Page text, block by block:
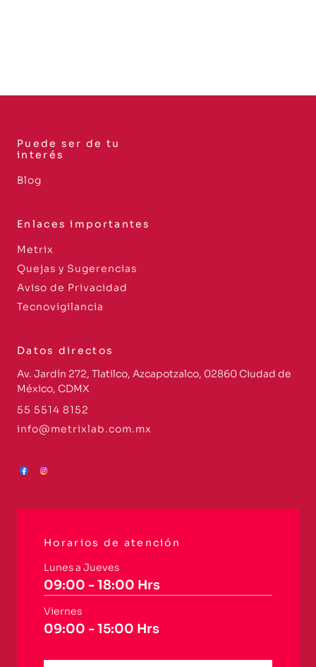
Puede ser de tu
interés
Blog
Enlaces importantes
Metrix
Quejas y Sugerencias
Aviso de Privacidad
Tecnovigilancia
Datos directos
Av. Jardín 272, Tlatilco, Azcapotzalco, 02860 Ciudad de
México, CDMX
55 5514 8152
info@metrixlab.com.mx
Horarios de atención
Lunes a Jueves
09:00 - 18:00 Hrs
Viernes
09:00 - 15:00 Hrs